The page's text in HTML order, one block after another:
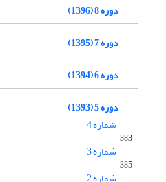
دوره 8 (1396)
دوره 7 (1395)
دوره 6 (1394)
دوره 5 (1393)
شماره 4
383
شماره 3
385
شماره 2